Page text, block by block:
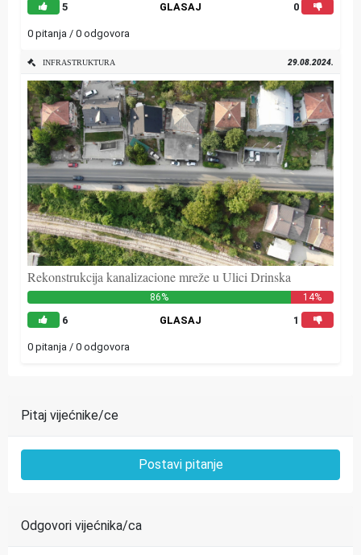
5 GLASAJ 0
0 pitanja / 0 odgovora
INFRASTRUKTURA 29.08.2024.
Rekonstrukcija kanalizacione mreže u Ulici Drinska
86% 14%
6 GLASAJ 1
0 pitanja / 0 odgovora
Pitaj vijećnike/ce
Postavi pitanje
Odgovori vijećnika/ca